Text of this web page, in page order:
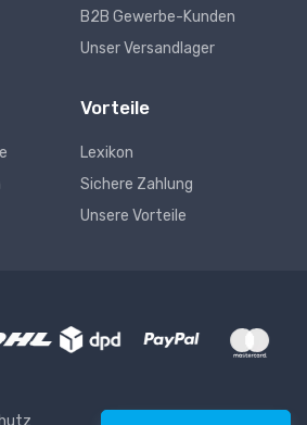
B2B Gewerbe-Kunden
Unser Versandlager
Vorteile
Lexikon
Sichere Zahlung
Unsere Vorteile